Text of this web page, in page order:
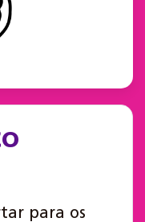
para os